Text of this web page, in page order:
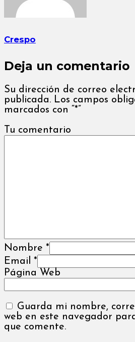
Crespo
Deja un comentario
Su dirección de correo
publicada. Los campos
marcados con “*”
Tu comentario
Nombre *
Email *
Página Web
Guarda mi nombre,
web en este navegador
que comente.